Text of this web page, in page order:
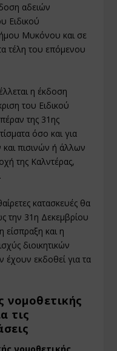
αδειών
Ειδικού
Μυκόνου και σε
τέλη του επόμενου
η έκδοση
του Ειδικού
της 31ης
όσο και για
και πισινών ή άλλων
της Καλντέρας,
κατασκευές θα
την 31η Δεκεμβρίου
είσπραξη και η
διοικητικών
εκδοθεί για τα
νομοθετικής
τις